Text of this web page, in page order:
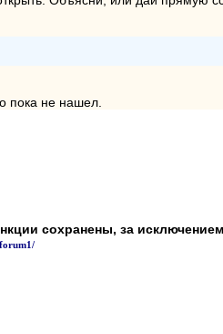
пока не нашел.
сохранены, за